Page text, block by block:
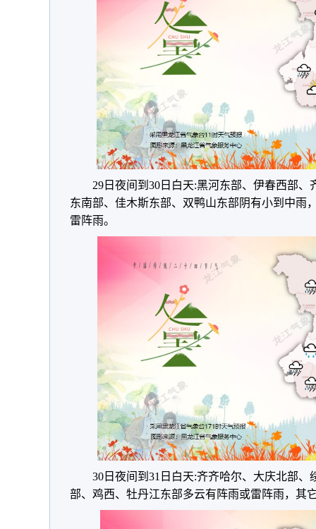
29日夜间到30日白天:黑河东部、伊春西部
东南部、佳木斯东部、双鸭山东部阴有小到中雨
雷阵雨。
30日夜间到31日白天:齐齐哈尔、大庆北部
部、鸡西、牡丹江东部多云有阵雨或雷阵雨，其